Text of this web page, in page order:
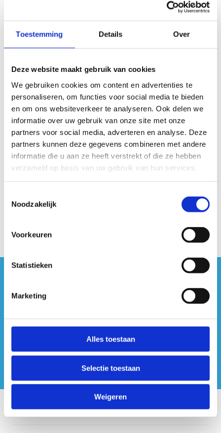
Toestemming Details Over
Deze website maakt gebruik van cookies
We gebruiken cookies om content en advertenties te
personaliseren, om functies voor social media te bieden
en om ons websiteverkeer te analyseren. Ook delen we
informatie over uw gebruik van onze site met onze
partners voor social media, adverteren en analyse. Deze
partners kunnen deze gegevens combineren met andere
informatie die u aan ze heeft verstrekt of die ze hebben
verzameld op basis van uw gebruik van hun services.
Noodzakelijk
Voorkeuren
Statistieken
Marketing
Alles toestaan
Selectie toestaan
Weigeren
#sportersbelevenmeer
Onze centra